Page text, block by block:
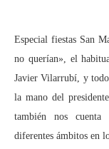
Especial fiestas San
no querían», el
Javier Vilarrubí, y
la mano del
también nos cuenta
diferentes ámbitos en